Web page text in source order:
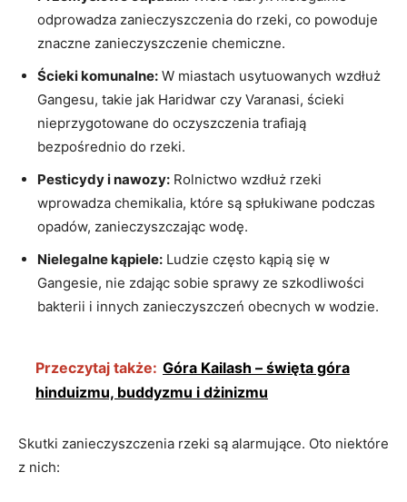
odprowadza zanieczyszczenia do rzeki, co powoduje
znaczne zanieczyszczenie chemiczne.
Ścieki komunalne: W miastach usytuowanych wzdłuż
Gangesu, takie jak Haridwar czy Varanasi, ścieki
nieprzygotowane do oczyszczenia trafiają
bezpośrednio do rzeki.
Pesticydy i nawozy: Rolnictwo wzdłuż rzeki
wprowadza chemikalia, które są spłukiwane podczas
opadów, zanieczyszczając wodę.
Nielegalne kąpiele: Ludzie często kąpią się w
Gangesie, nie zdając sobie sprawy ze szkodliwości
bakterii i innych zanieczyszczeń obecnych w wodzie.
Przeczytaj także: Góra Kailash – święta góra
hinduizmu, buddyzmu i dżinizmu
Skutki zanieczyszczenia rzeki są alarmujące. Oto niektóre
z nich: